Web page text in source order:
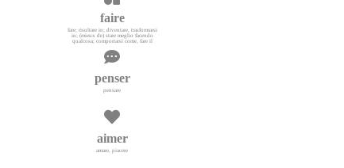
faire
fare; risultare in; diventare, trasformarsi
in; (mieux de) stare meglio facendo
qualcosa; comportarsi come, fare il
penser
pensare
aimer
amare, piacere